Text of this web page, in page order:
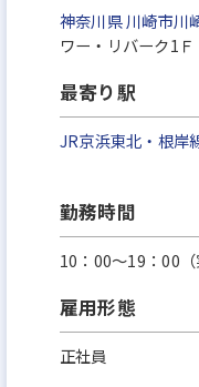
神奈川県川崎市川
ワー・リバーク1Ｆ
最寄り駅
JR京浜東北・根岸
勤務時間
10：00～19：00（
雇用形態
正社員